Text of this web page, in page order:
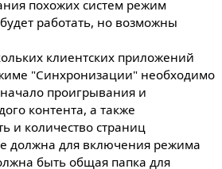
похожих систем режим
работать, но возможны
клиентских приложений
"Синхронизации" необходимо
проигрывания и
контента, а также
и количество страниц
должна для включения режима
быть общая папка для